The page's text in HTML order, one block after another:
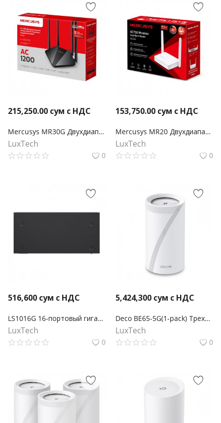
215,250.00 сум с НДС
Mercusys MR30G Двухдиапазонный гигабитный роутер Wi‑Fi AC1200 с поддержкой Mesh
LuxTech
0
153,750.00 сум с НДС
Mercusys MR20 Двухдиапазонный роутер Wi‑Fi AC750
LuxTech
0
516,600 сум с НДС
LS1016G 16-портовый гигабитный настольный/стоечный коммутатор
LuxTech
0
5,424,300 сум с НДС
Deco BE65-5G(1-pack) Трехдиапазонная Mesh-модуль Wi-Fi 7 BE11000 с поддержкой 5G
LuxTech
0